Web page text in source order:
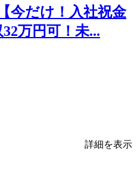
今だけ！入社祝金
万円可！未...
詳細を表示